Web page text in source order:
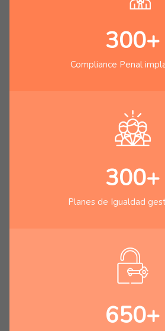
300+
Compliance Penal
300+
Planes de Igualdad
650+